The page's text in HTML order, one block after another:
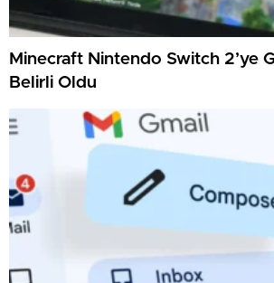
Minecraft Nintendo Switch 2’ye
Belirli Oldu